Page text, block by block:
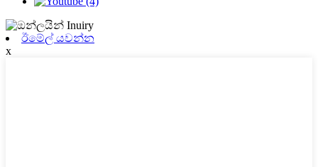
ඊමේල් යවන්න
x